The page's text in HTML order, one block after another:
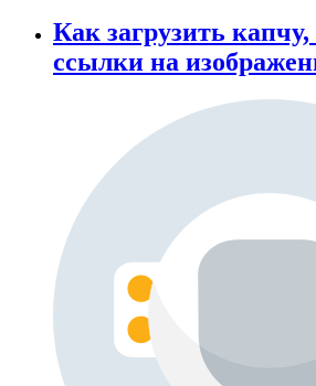
Как загрузить капчу,
ссылки на